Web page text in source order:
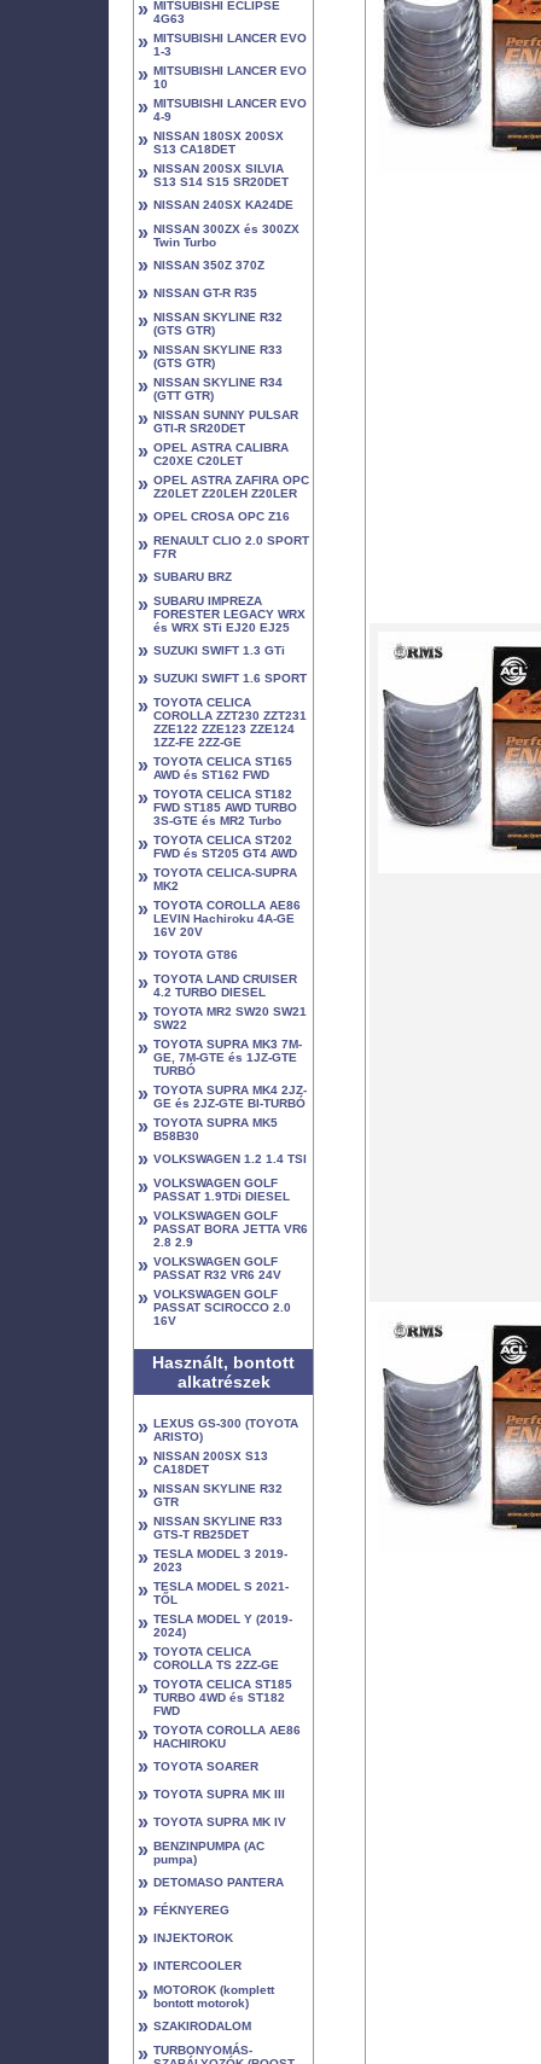
» MITSUBISHI ECLIPSE
4G63
» MITSUBISHI LANCER EVO
1-3
» MITSUBISHI LANCER EVO
10
» MITSUBISHI LANCER EVO
4-9
» NISSAN 180SX 200SX
S13 CA18DET
» NISSAN 200SX SILVIA
S13 S14 S15 SR20DET
» NISSAN 240SX KA24DE
» NISSAN 300ZX és 300ZX
Twin Turbo
» NISSAN 350Z 370Z
» NISSAN GT-R R35
» NISSAN SKYLINE R32
(GTS GTR)
» NISSAN SKYLINE R33
(GTS GTR)
» NISSAN SKYLINE R34
(GTT GTR)
» NISSAN SUNNY PULSAR
GTI-R SR20DET
» OPEL ASTRA CALIBRA
C20XE C20LET
» OPEL ASTRA ZAFIRA OPC
Z20LET Z20LEH Z20LER
» OPEL CROSA OPC Z16
» RENAULT CLIO 2.0 SPORT
F7R
» SUBARU BRZ
» SUBARU IMPREZA
FORESTER LEGACY WRX
és WRX STi EJ20 EJ25
» SUZUKI SWIFT 1.3 GTi
» SUZUKI SWIFT 1.6 SPORT
» TOYOTA CELICA
COROLLA ZZT230 ZZT231
ZZE122 ZZE123 ZZE124
1ZZ-FE 2ZZ-GE
» TOYOTA CELICA ST165
AWD és ST162 FWD
» TOYOTA CELICA ST182
FWD ST185 AWD TURBO
3S-GTE és MR2 Turbo
» TOYOTA CELICA ST202
FWD és ST205 GT4 AWD
» TOYOTA CELICA-SUPRA
MK2
» TOYOTA COROLLA AE86
LEVIN Hachiroku 4A-GE
16V 20V
» TOYOTA GT86
» TOYOTA LAND CRUISER
4.2 TURBO DIESEL
» TOYOTA MR2 SW20 SW21
SW22
» TOYOTA SUPRA MK3 7M-
GE, 7M-GTE és 1JZ-GTE
TURBÓ
» TOYOTA SUPRA MK4 2JZ-
GE és 2JZ-GTE BI-TURBÓ
» TOYOTA SUPRA MK5
B58B30
» VOLKSWAGEN 1.2 1.4 TSI
» VOLKSWAGEN GOLF
PASSAT 1.9TDi DIESEL
» VOLKSWAGEN GOLF
PASSAT BORA JETTA VR6
2.8 2.9
» VOLKSWAGEN GOLF
PASSAT R32 VR6 24V
» VOLKSWAGEN GOLF
PASSAT SCIROCCO 2.0
16V
Használt, bontott
alkatrészek
» LEXUS GS-300 (TOYOTA
ARISTO)
» NISSAN 200SX S13
CA18DET
» NISSAN SKYLINE R32
GTR
» NISSAN SKYLINE R33
GTS-T RB25DET
» TESLA MODEL 3 2019-
2023
» TESLA MODEL S 2021-
TŐL
» TESLA MODEL Y (2019-
2024)
» TOYOTA CELICA
COROLLA TS 2ZZ-GE
» TOYOTA CELICA ST185
TURBO 4WD és ST182
FWD
» TOYOTA COROLLA AE86
HACHIROKU
» TOYOTA SOARER
» TOYOTA SUPRA MK III
» TOYOTA SUPRA MK IV
» BENZINPUMPA (AC
pumpa)
» DETOMASO PANTERA
» FÉKNYEREG
» INJEKTOROK
» INTERCOOLER
» MOTOROK (komplett
bontott motorok)
» SZAKIRODALOM
» TURBONYOMÁS-